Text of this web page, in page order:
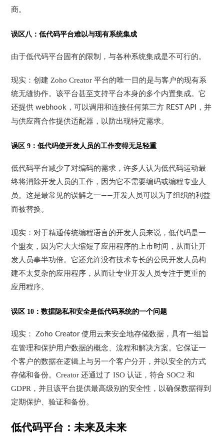
商。
误区八：低代码平台难以与现有系统集成
由于低代码平台固有的限制，与各种系统集成是不可行的。
现实：创建 Zoho Creator平台的唯一目的是与客户的现有系
统无缝协作。该平台甚至支持平台本身的多个内置集成。它
还提供 webhook ，可以调用和连接任何第三方 REST API
，并
与供应商合作提供适配器，以防出现特定需求。
误区 9 ：低代码使开发人员的工作变得无足轻重
低代码平台减少了对编码的需求，许多人认为低代码运动最
终将消除开发人员的工作，因为它不需要编码或编程专业人
员。这是最常见的误解之一——开发人员可以为了组织的利益
而被替换。
现实： 对于精通传统编程语言的开发人员来说，低代码是一
个盟友，因为它大大缩短了应用程序的上市时间，从而让开
发人员事半功倍。它还允许没有技术专长的公民开发人员构
建不太复杂的应用程序，从而让专业开发人员专注于更重的
应用程序。
误区 10 ：数据隐私和安全是低代码系统的一个问题
现实： Zoho Creator使用云来安全地存储数据，具有一组旨
在管理和保护用户数据的概念、流程和解决方案。它保证一
个客户的数据在逻辑上与另一个客户分开，并以安全的方式
存储和备份。Creator还通过了 ISO认证，符合 SOC2和
GDPR ，并且该平台提供最高级别的安全性，以确保数据得到
定期保护、验证和备份。
低代码平台：未来及未来